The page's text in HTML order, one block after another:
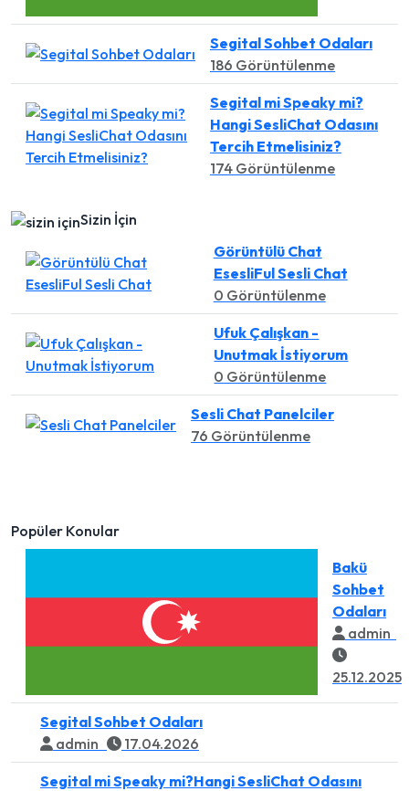
Segital Sohbet Odaları
186 Görüntülenme
Segital mi Speaky mi?
Hangi SesliChat Odasını
Tercih Etmelisiniz?
174 Görüntülenme
Sizin İçin
Görüntülü Chat
EsesliFul Sesli Chat
0 Görüntülenme
Ufuk Çalışkan -
Unutmak İstiyorum
0 Görüntülenme
Sesli Chat Panelciler
76 Görüntülenme
Popüler Konular
Bakü
Sohbet
Odaları
admin
25.12.2025
Segital Sohbet Odaları
admin
17.04.2026
Segital mi Speaky mi?Hangi SesliChat Odasını